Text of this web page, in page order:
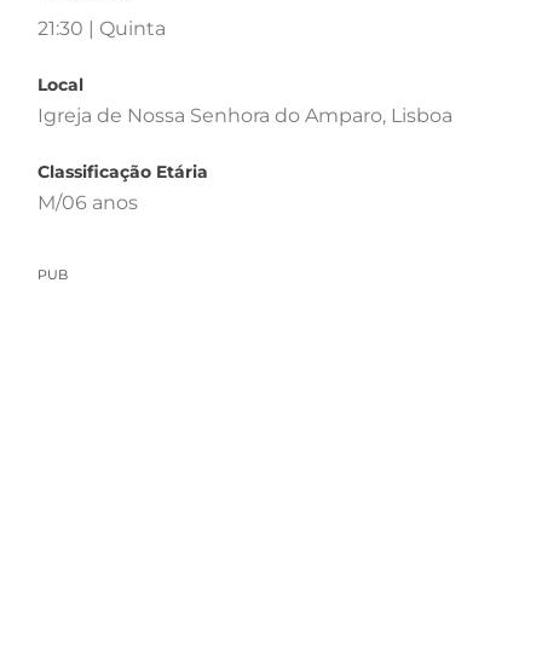
21:30 | Quinta
Local
Igreja de Nossa Senhora do Amparo, Lisboa
Classificação Etária
M/06 anos
PUB